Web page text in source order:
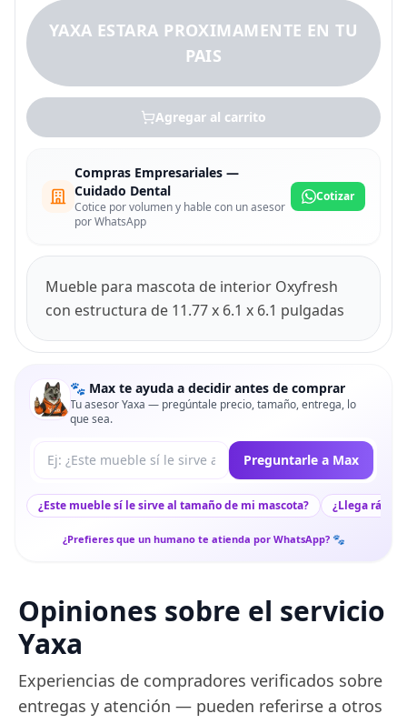
YAXA ESTARA PROXIMAMENTE EN TU
PAIS
Agregar al carrito
Compras Empresariales —
Cuidado Dental
Cotice por volumen y hable con un asesor
por WhatsApp
Cotizar
Mueble para mascota de interior Oxyfresh
con estructura de 11.77 x 6.1 x 6.1 pulgadas
🐾 Max te ayuda a decidir antes de comprar
Tu asesor Yaxa — pregúntale precio, tamaño, entrega, lo
que sea.
Tu pregunta a Max Preguntarle a Max
¿Este mueble sí le sirve al tamaño de mi mascota? ¿Llega
¿Prefieres que un humano te atienda por WhatsApp? 🐾
Opiniones sobre el servicio
Yaxa
Experiencias de compradores verificados sobre
entregas y atención — pueden referirse a otros